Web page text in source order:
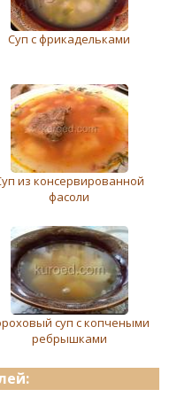
Суп с фрикадельками
из консервированной
фасоли
суп с копчеными
ребрышками